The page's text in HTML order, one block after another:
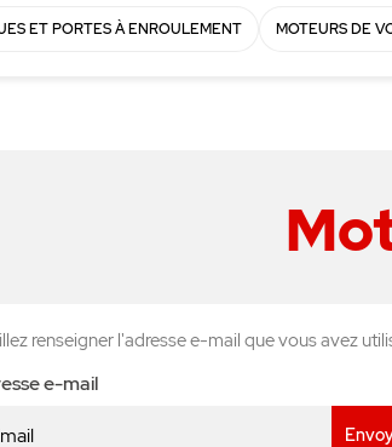
ET PORTES À ENROULEMENT MOTEURS DE
renseigner l'adresse e-mail que vous avez
e-mail